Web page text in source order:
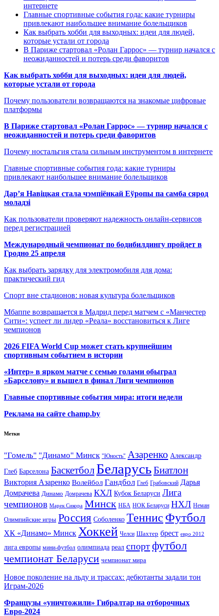
интернете
Главные спортивные события года: какие турниры
привлекают наибольшее внимание болельщиков
Как выбрать хобби для выходных: идеи для людей,
которые устали от города
В Париже стартовал «Ролан Гаррос» — турнир начался с
неожиданностей и потерь среди фаворитов
Как выбрать хобби для выходных: идеи для людей,
которые устали от города
Почему пользователи возвращаются на знакомые цифровые
платформы
В Париже стартовал «Ролан Гаррос» — турнир начался с
неожиданностей и потерь среди фаворитов
Почему ностальгия стала сильным инструментом в интернете
Главные спортивные события года: какие турниры
привлекают наибольшее внимание болельщиков
Дар’я Навіцкая стала чэмпіёнкай Еўропы па самба сярод
моладзі
Как пользователи проверяют надежность онлайн-сервисов
перед регистрацией
Международный чемпионат по бодибилдингу пройдет в
Гродно 25 апреля
Как выбрать зарядку для электромобиля для дома:
практический гид
Спорт вне стадионов: новая культура болельщиков
Мбаппе возвращается в Мадрид перед матчем с «Манчестер
Сити»: успеет ли лидер «Реала» восстановиться к Лиге
чемпионов
2026 FIFA World Cup может стать крупнейшим
спортивным событием в истории
«Интер» в ярком матче с семью голами обыграл
«Барселону» и вышел в финал Лиги чемпионов
Главные спортивные события мира: итоги недели
Реклама на сайте champ.by
Метки
"Гомель" "Динамо" Минск "Юность" Азаренко Александр
Глеб Барселона Баскетбол БеларусьБиатлон
Виктория Азаренко Волейбол Гандбол Глеб Грабовский Дарья
Домрачева Динамо Домрачева КХЛ Кубок Беларуси Лига
чемпионов Марек Сикора Минск НБА НОК Беларуси НХЛ Неман
Олимпийские игры Россия Соболенко Теннис Футбол
ХК «Динамо» Минск Хоккей Челси Шахтер брест евро 2012
лига европы мини-футбол олимпиада реал спортфутбол
чемпионат Беларуси чемпионат мира
Новое поколение на льду и трассах: дебютанты задали тон
Играм-2026
Французы «уничтожили» Гибралтар на отборочных
Евро-2024